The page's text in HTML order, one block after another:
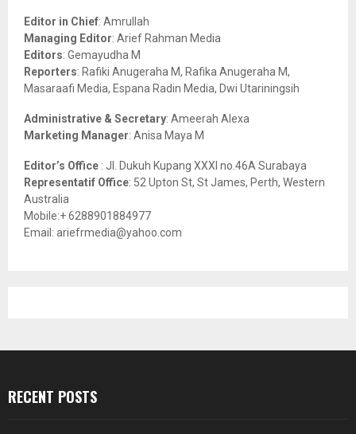
o
r
:
Editor in Chief: Amrullah
Managing Editor: Arief Rahman Media
Editors: Gemayudha M
Reporters: Rafiki Anugeraha M, Rafika Anugeraha M,
Masaraafi Media, Espana Radin Media, Dwi Utariningsih
Administrative & Secretary: Ameerah Alexa
Marketing Manager: Anisa Maya M
Editor’s Office : Jl. Dukuh Kupang XXXI no.46A Surabaya
Representatif Office: 52 Upton St, St James, Perth, Western
Australia
Mobile:+ 6288901884977
Email: ariefrmedia@yahoo.com
RECENT POSTS